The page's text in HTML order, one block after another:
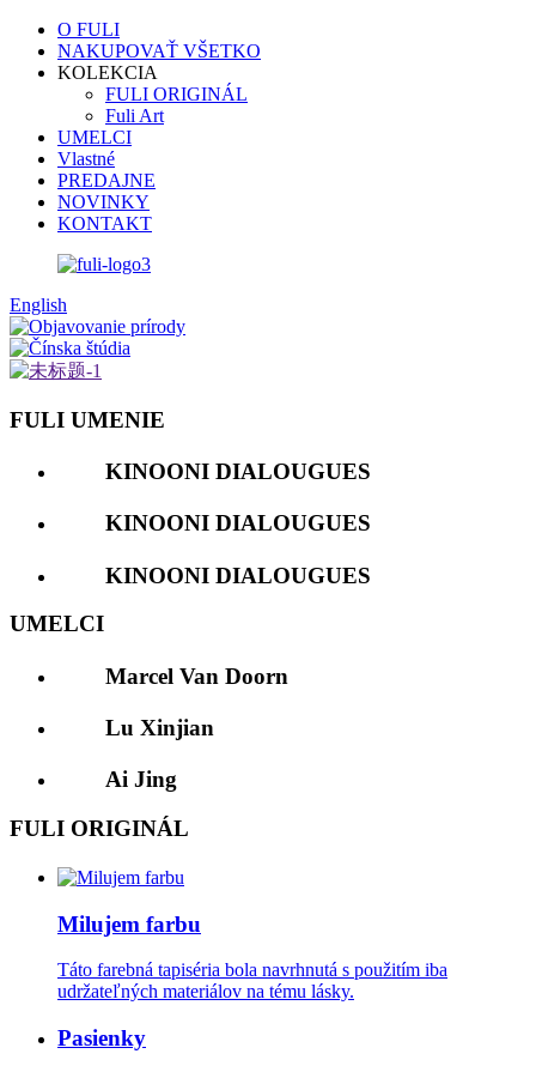
O FULI
NAKUPOVAŤ VŠETKO
KOLEKCIA
FULI ORIGINÁL
Fuli Art
UMELCI
Vlastné
PREDAJNE
NOVINKY
KONTAKT
English
FULI UMENIE
KINOONI DIALOUGUES
KINOONI DIALOUGUES
KINOONI DIALOUGUES
UMELCI
Marcel Van Doorn
Lu Xinjian
Ai Jing
FULI ORIGINÁL
Milujem farbu
Táto farebná tapiséria bola navrhnutá s použitím iba
udržateľných materiálov na tému lásky.
Pasienky